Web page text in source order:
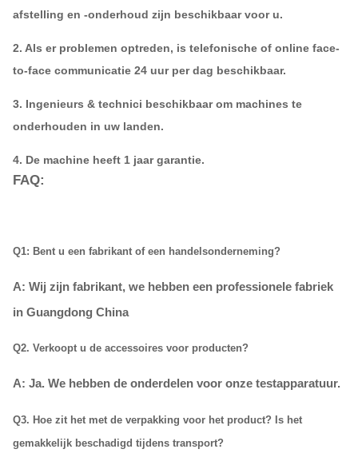
afstelling en -onderhoud zijn beschikbaar voor u.
2. Als er problemen optreden, is telefonische of online face-
to-face communicatie 24 uur per dag beschikbaar.
3. Ingenieurs & technici beschikbaar om machines te
onderhouden in uw landen.
4. De machine heeft 1 jaar garantie.
FAQ:
Q1: Bent u een fabrikant of een handelsonderneming?
A: Wij zijn fabrikant, we hebben een professionele fabriek
in Guangdong China
Q2. Verkoopt u de accessoires voor producten?
A: Ja. We hebben de onderdelen voor onze testapparatuur.
Q3. Hoe zit het met de verpakking voor het product? Is het
gemakkelijk beschadigd tijdens transport?